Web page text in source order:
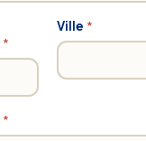
*
Ville *
*